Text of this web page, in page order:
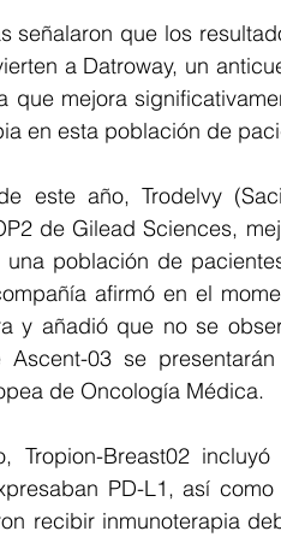
señalaron que los
a Datroway, un
que mejora
en esta población de
este año, Trodelvy
de Gilead Sciences,
una población de
afirmó en el
y añadió que no se
Ascent-03 se
de Oncología Médica.
Tropion-Breast02
PD-L1, así
recibir inmunoterapia